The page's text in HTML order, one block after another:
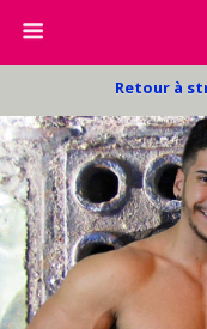
Retour à